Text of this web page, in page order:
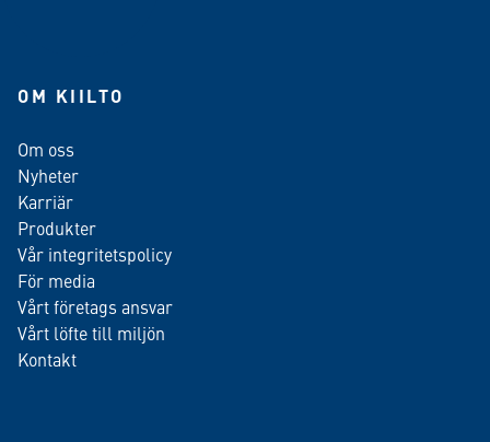
OM KIILTO
Om oss
Nyheter
Karriär
Produkter
Vår integritetspolicy
För media
Vårt företags ansvar
Vårt löfte till miljön
Kontakt